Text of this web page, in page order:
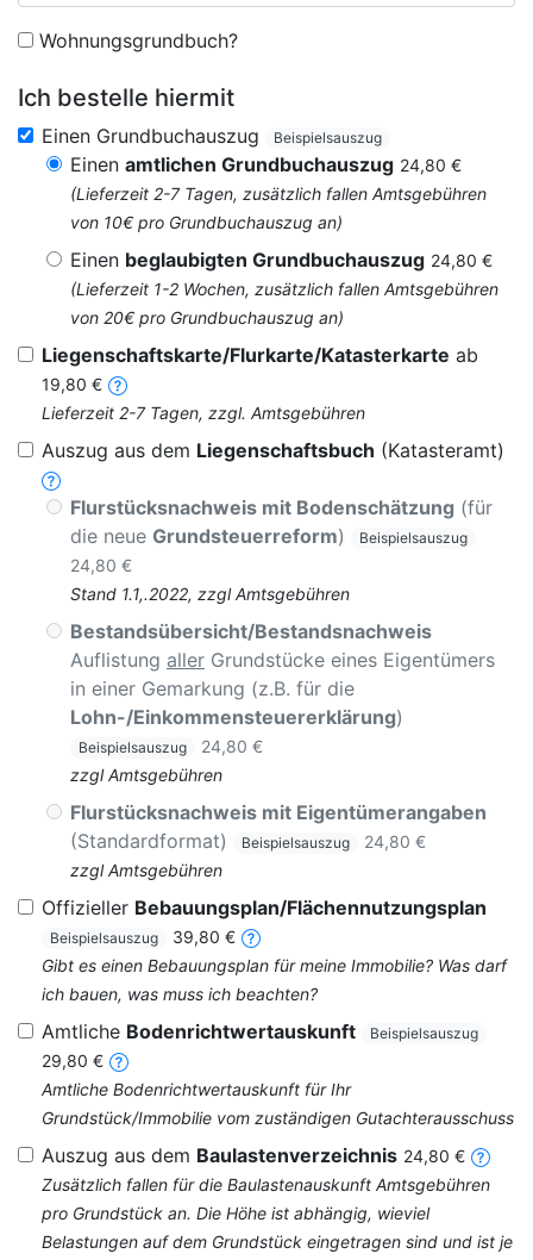
Wohnungsgrundbuch?
Ich bestelle hiermit
Einen Grundbuchauszug Beispielsauszug
Einen amtlichen Grundbuchauszug 24,80 €
(Lieferzeit 2-7 Tagen, zusätzlich fallen Amtsgebühren
von 10€ pro Grundbuchauszug an)
Einen beglaubigten Grundbuchauszug 24,80 €
(Lieferzeit 1-2 Wochen, zusätzlich fallen Amtsgebühren
von 20€ pro Grundbuchauszug an)
Liegenschaftskarte/Flurkarte/Katasterkarte ab
19,80 €
Lieferzeit 2-7 Tagen, zzgl. Amtsgebühren
Auszug aus dem Liegenschaftsbuch (Katasteramt)
Flurstücksnachweis mit Bodenschätzung (für
die neue Grundsteuerreform) Beispielsauszug
24,80 €
Stand 1.1,.2022, zzgl Amtsgebühren
Bestandsübersicht/Bestandsnachweis
Auflistung aller Grundstücke eines Eigentümers
in einer Gemarkung (z.B. für die
Lohn-/Einkommensteuererklärung)
Beispielsauszug
24,80 €
zzgl Amtsgebühren
Flurstücksnachweis mit Eigentümerangaben
(Standardformat)
Beispielsauszug
24,80 €
zzgl Amtsgebühren
Offizieller Bebauungsplan/Flächennutzungsplan
Beispielsauszug
39,80 €
Gibt es einen Bebauungsplan für meine Immobilie? Was darf
ich bauen, was muss ich beachten?
Amtliche Bodenrichtwertauskunft Beispielsauszug
29,80 €
Amtliche Bodenrichtwertauskunft für Ihr
Grundstück/Immobilie vom zuständigen Gutachterausschuss
Auszug aus dem Baulastenverzeichnis 24,80 €
Zusätzlich fallen für die Baulastenauskunft Amtsgebühren
pro Grundstück an. Die Höhe ist abhängig, wieviel
Belastungen auf dem Grundstück eingetragen sind und ist je